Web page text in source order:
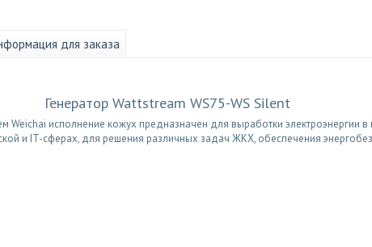
для заказа
Генератор Wattstream WS75-WS Silent
Weichai исполнение кожух предназначен для выработки электроэнергии
и IT-сферах, для решения различных задач ЖКХ, обеспечения